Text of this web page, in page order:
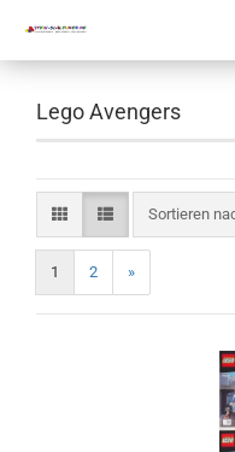
Lego Avengers
Sortieren
1 2 »